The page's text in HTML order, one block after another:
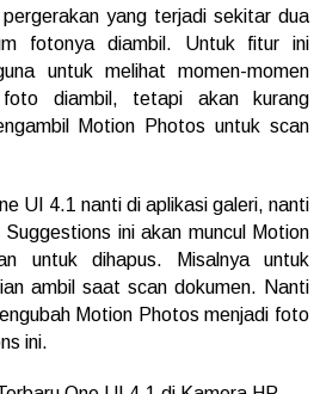
yang terjadi sekitar dua
fotonya diambil. Untuk fitur ini
untuk melihat momen-momen
diambil, tetapi akan kurang
Motion Photos untuk scan
UI 4.1 nanti di aplikasi galeri, nanti
ini akan muncul Motion
untuk dihapus. Misalnya untuk
ambil saat scan dokumen. Nanti
Motion Photos menjadi foto
ini.